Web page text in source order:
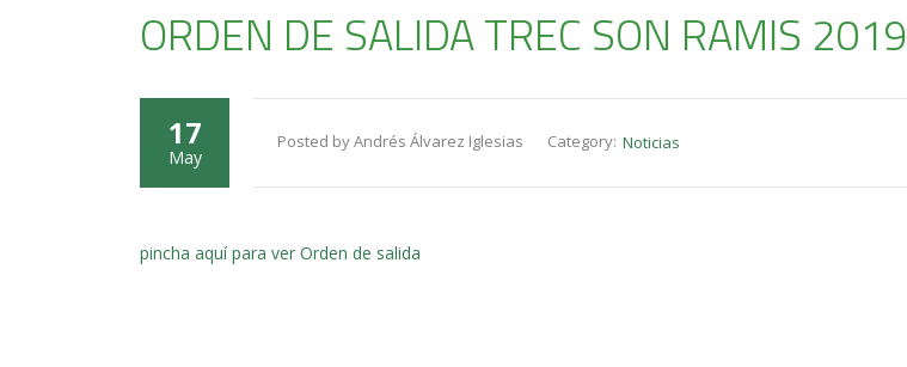
ORDEN DE SALIDA TREC SON RAMIS 2019
17
May
Posted by Andrés Álvarez Iglesias Category: Noticias
pincha aquí para ver Orden de salida